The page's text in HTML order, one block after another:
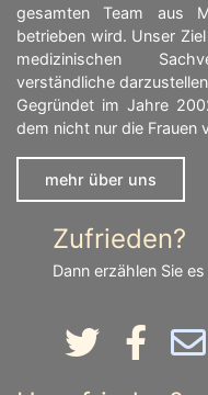
gesamten Team aus
betrieben wird. Unser
medizinischen
verständliche
Gegründet im Jahre
dem nicht nur die Frauen
mehr über uns
Zufrieden?
Dann erzählen Sie